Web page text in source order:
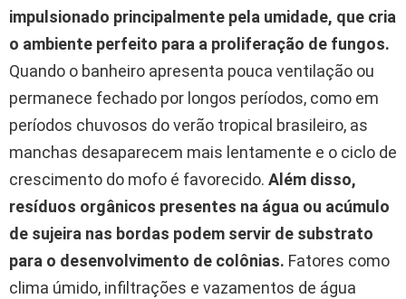
impulsionado principalmente pela umidade, que cria
o ambiente perfeito para a proliferação de fungos.
Quando o banheiro apresenta pouca ventilação ou
permanece fechado por longos períodos, como em
períodos chuvosos do verão tropical brasileiro, as
manchas desaparecem mais lentamente e o ciclo de
crescimento do mofo é favorecido. Além disso,
resíduos orgânicos presentes na água ou acúmulo
de sujeira nas bordas podem servir de substrato
para o desenvolvimento de colônias. Fatores como
clima úmido, infiltrações e vazamentos de água